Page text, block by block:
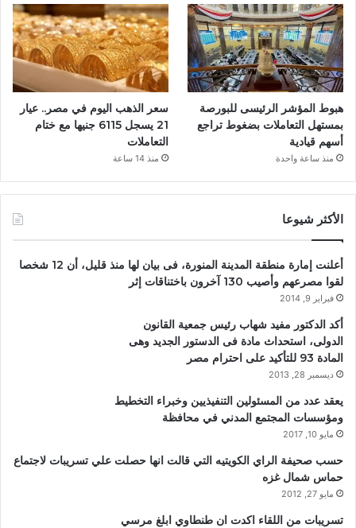
هبوط المؤشر الرئيسى للبورصة
بمستهل التعاملات بضغوط تراجع
أسهم قيادية
منذ ساعة واحدة
سعر الذهب اليوم في مصر.. عيار
21 يسجل 6115 جنيها مع ختام
التعاملات
منذ 14 ساعة
الأكثر شيوعا
أعلنت إمارة منطقة المدينة المنورة، فى بيان لها منذ قليل، أن 12 شخصا
لقوا مصرعهم وأصيب 130 آخرون باختناقات إثر
فبراير 9, 2014
أكد الدكتور مفيد شهاب رئيس جمعية القانون
الدولى، استحداث مادة فى الدستور الجديد وهى
المادة 93 للتأكيد على احترام مصر
ديسمبر 28, 2013
يعقد عدد من المسئولين التنفيذيين وخبراء التخطيط
ومؤسسات المجتمع المدني في محافظة
مايو 10, 2017
حسب صحيفة الراي الكويتيه التي قالت انها حصلت علي تسريبات لاجتماع
حماس شمال غزه
مايو 27, 2012
تسريبات من اللقاء اكدت ان طنطاوي ابلغ مرسي